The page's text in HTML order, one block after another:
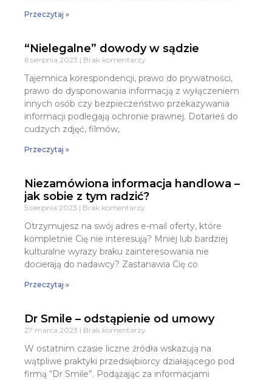
Przeczytaj »
“Nielegalne” dowody w sądzie
6 sierpnia 2023 Brak komentarzy
Tajemnica korespondencji, prawo do prywatności,
prawo do dysponowania informacją z wyłączeniem
innych osób czy bezpieczeństwo przekazywania
informacji podlegają ochronie prawnej. Dotarłeś do
cudzych zdjęć, filmów,
Przeczytaj »
Niezamówiona informacja handlowa –
jak sobie z tym radzić?
5 sierpnia 2023 Brak komentarzy
Otrzymujesz na swój adres e-mail oferty, które
kompletnie Cię nie interesują? Mniej lub bardziej
kulturalne wyrazy braku zainteresowania nie
docierają do nadawcy? Zastanawia Cię co
Przeczytaj »
Dr Smile – odstąpienie od umowy
27 marca 2023 Brak komentarzy
W ostatnim czasie liczne źródła wskazują na
wątpliwe praktyki przedsiębiorcy działającego pod
firmą “Dr Smile”. Podążając za informacjami